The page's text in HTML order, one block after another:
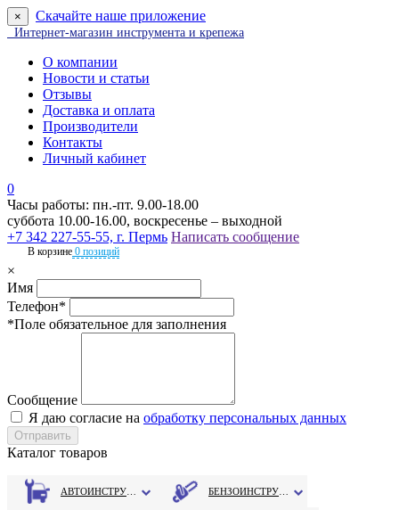
× Скачайте наше приложение
Интернет-магазин инструмента и крепежа
О компании
Новости и статьи
Отзывы
Доставка и оплата
Производители
Контакты
Личный кабинет
0
Часы работы: пн.-пт. 9.00-18.00
суббота 10.00-16.00, воскресенье – выходной
+7 342 227-55-55, г. Пермь Написать сообщение
В корзине 0 позиций
×
Имя
Телефон*
*Поле обязательное для заполнения
Сообщение
Я даю согласие на обработку персональных данных
Каталог товаров